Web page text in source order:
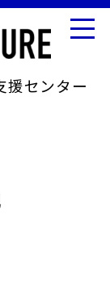
援センター